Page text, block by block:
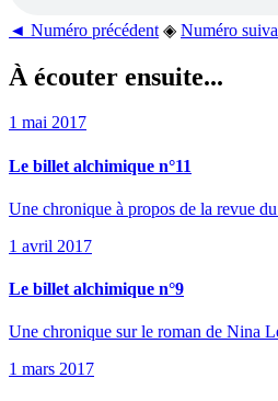
◄ Numéro précédent ◈ Numéro
À écouter ensuite...
1 mai 2017
Le billet alchimique n°11
Une chronique à propos de la revue
1 avril 2017
Le billet alchimique n°9
Une chronique sur le roman de Nina
1 mars 2017